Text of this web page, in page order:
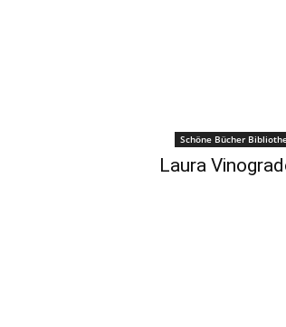
Schöne Bücher
Laura